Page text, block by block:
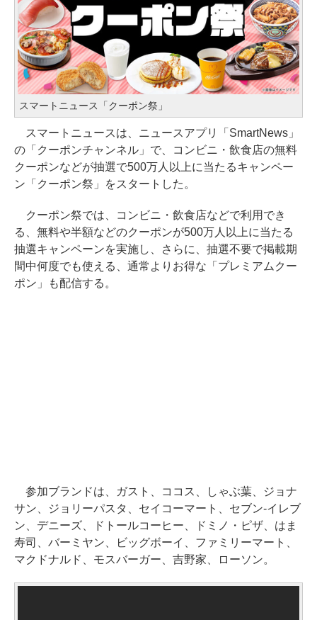
スマートニュース「クーポン祭」
スマートニュースは、ニュースアプリ「SmartNews」
の「クーポンチャンネル」で、コンビニ・飲食店の無料
クーポンなどが抽選で500万人以上に当たるキャンペー
ン「クーポン祭」をスタートした。
クーポン祭では、コンビニ・飲食店などで利用でき
る、無料や半額などのクーポンが500万人以上に当たる
抽選キャンペーンを実施し、さらに、抽選不要で掲載期
間中何度でも使える、通常よりお得な「プレミアムクー
ポン」も配信する。
参加ブランドは、ガスト、ココス、しゃぶ葉、ジョナ
サン、ジョリーパスタ、セイコーマート、セブン‐イレブ
ン、デニーズ、ドトールコーヒー、ドミノ・ピザ、はま
寿司、バーミヤン、ビッグボーイ、ファミリーマート、
マクドナルド、モスバーガー、吉野家、ローソン。